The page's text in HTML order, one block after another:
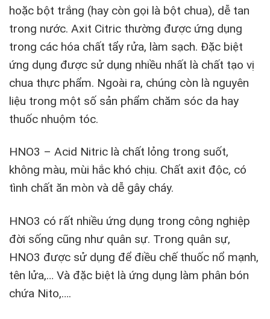
hoặc bột trắng (hay còn gọi là bột chua), dễ tan
trong nước. Axit Citric thường được ứng dụng
trong các hóa chất tẩy rửa, làm sạch. Đặc biệt
ứng dụng được sử dụng nhiều nhất là chất tạo vị
chua thực phẩm. Ngoài ra, chúng còn là nguyên
liệu trong một số sản phẩm chăm sóc da hay
thuốc nhuộm tóc.
HNO3 – Acid Nitric là chất lỏng trong suốt,
không màu, mùi hắc khó chịu. Chất axit độc, có
tình chất ăn mòn và dễ gây cháy.
HNO3 có rất nhiều ứng dụng trong công nghiệp
đời sống cũng như quân sự. Trong quân sự,
HNO3 được sử dụng để điều chế thuốc nổ mạnh,
tên lửa,… Và đặc biệt là ứng dụng làm phân bón
chứa Nito,….